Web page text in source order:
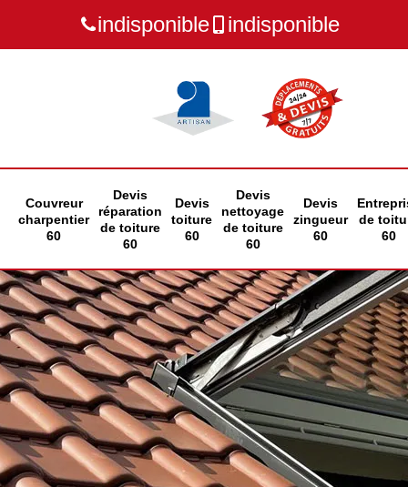
indisponible indisponible
Couvreur
charpentier
60
Devis
réparation
de toiture
60
Devis
toiture
60
Devis
nettoyage
de toiture
60
Devis
zingueur
60
de
60